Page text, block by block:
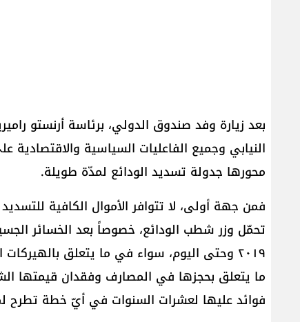
بعد زيارة وفد صندوق الدولي، برئاسة أرنستو
النيابي وجميع الفاعليات السياسية
محورها جدولة تسديد الودائع لمدّة طويلة.
فمن جهة أولى، لا تتوافر الأموال الكافية
تحمّل وزر شطب الودائع، خصوصاً بعد الخسائر
٢٠١٩ وحتى اليوم، سواء في ما يتعلق
ما يتعلق بحجزها في المصارف وفقدان قيمتها
فوائد عليها لعشرات السنوات في أيّ خطة تطرح